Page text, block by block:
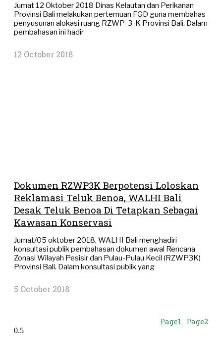
Jumat 12 Oktober 2018 Dinas Kelautan dan Perikanan
Provinsi Bali melakukan pertemuan FGD guna membahas
penyusunan alokasi ruang RZWP-3-K Provinsi Bali. Dalam
pembahasan ini hadir
12 October 2018
Dokumen RZWP3K Berpotensi Loloskan
Reklamasi Teluk Benoa, WALHI Bali
Desak Teluk Benoa Di Tetapkan Sebagai
Kawasan Konservasi
Jumat/05 oktober 2018, WALHI Bali menghadiri
konsultasi publik pembahasan dokumen awal Rencana
Zonasi Wilayah Pesisir dan Pulau-Pulau Kecil (RZWP3K)
Provinsi Bali. Dalam konsultasi publik yang
5 October 2018
Page1 Page2